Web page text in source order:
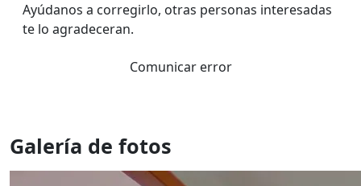
Ayúdanos a corregirlo, otras personas interesadas
te lo agradeceran.
Comunicar error
Galería de fotos